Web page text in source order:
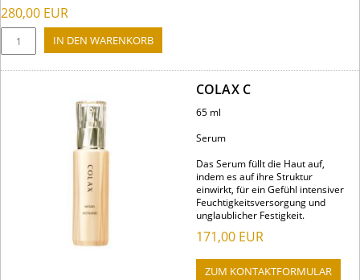
280,00 EUR
COLAX C
65 ml
Serum
Das Serum füllt die Haut auf,
indem es auf ihre Struktur
einwirkt, für ein Gefühl intensiver
Feuchtigkeitsversorgung und
unglaublicher Festigkeit.
171,00 EUR
ZUM KONTAKTFORMULAR